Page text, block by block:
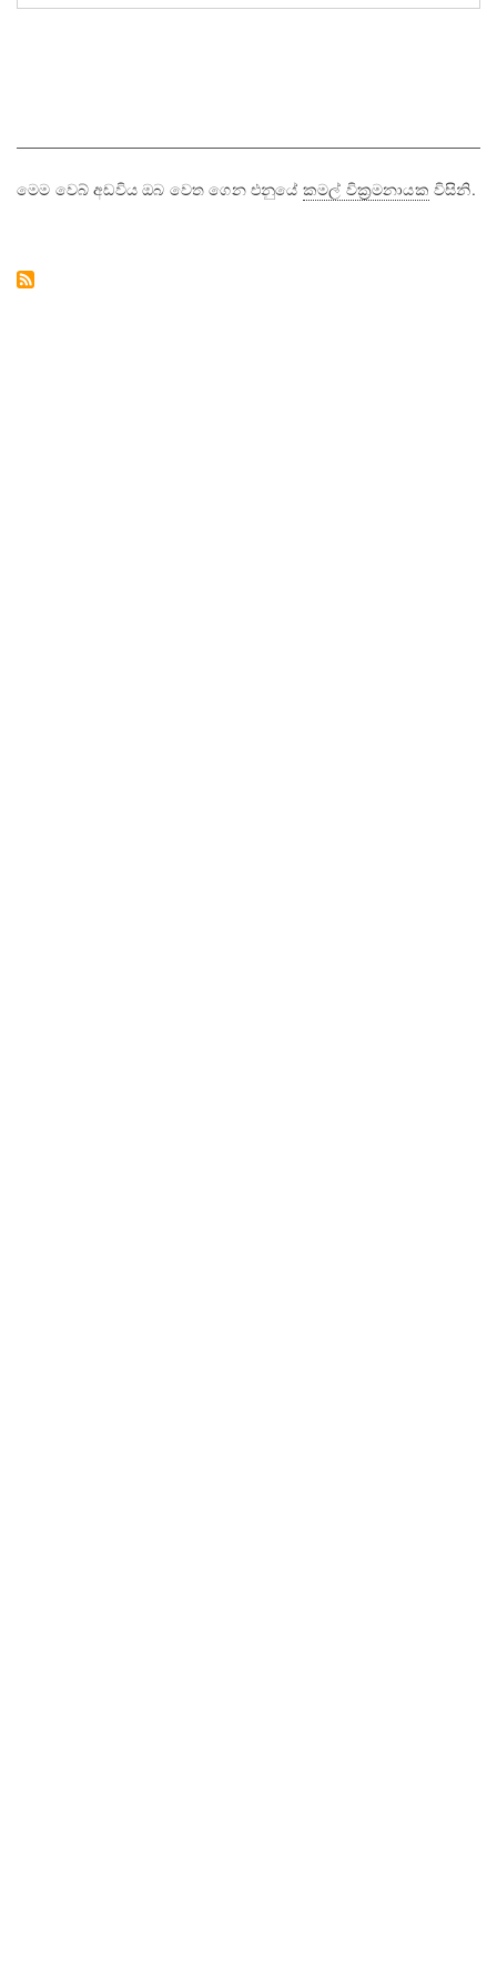
මෙම වෙබ් අඩවිය ඔබ වෙත ගෙන එනුයේ කමල් වික්‍රමනායක විසිනි.